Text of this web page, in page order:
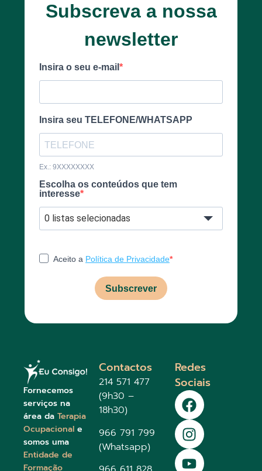
Subscreva a nossa
newsletter
Insira o seu e-mail
Insira seu TELEFONE/WHATSAPP
Ex.: 9XXXXXXXX
Escolha os conteúdos que tem
interesse
0 listas selecionadas
Aceito a Política de Privacidade
Subscrever
Fornecemos
serviços na
área da Terapia
Ocupacional e
somos uma
Entidade de
Formação
Contactos
214 571 477
(9h30 –
18h30)
966 791 799
(Whatsapp)
Redes
Sociais